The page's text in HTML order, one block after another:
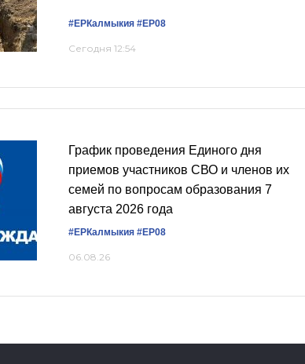
#ЕРКалмыкия #ЕР08
Сегодня 12:54
График проведения Единого дня
приемов участников СВО и членов их
семей по вопросам образования 7
августа 2026 года
#ЕРКалмыкия #ЕР08
06.08.26